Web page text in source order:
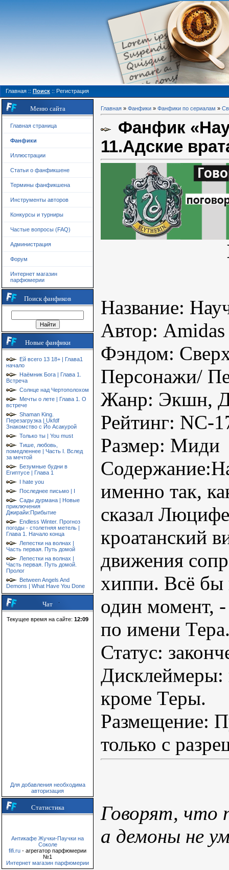
Главная :: Поиск :: Регистрация
Меню сайта
Главная страница
Фанфики
Иллюстрации
Статьи о фанфикшене
Термины фанфикшена
Инструменты авторов
Конкурсы и турниры
Частые вопросы (FAQ)
Администрация
Форум
Интернет магазин
парфюмерии
Поиск фанфиков
Новые фанфики
Ей всего 13 18+ | Глава1
начало
Наёмник Бога | Глава 1.
Встреча
Солнце над Чертополохом
Мечты о лете | Глава 1. О
встрече
Shaman King.
Перезагрузка | Ukfdf
Знакомство с Йо Асакурой
Только ты | You must
Тише, любовь,
помедленнее | Часть I. Вслед
за мечтой
Безумные будни в
Египтусе | Глава 1
I hate you
Последнее письмо | I
Сады дурмана | Новые
приключения
Джирайи:Прибытие
Endless Winter. Прогноз
погоды - столетняя метель |
Глава 1. Начало конца
Лепестки на волнах |
Часть первая. Путь домой
Лепестки на волнах |
Часть первая. Путь домой.
Пролог
Between Angels And
Demons | What Have You Done
Чат
Текущее время на сайте: 12:09
Для добавления необходима
авторизация
Статистика
Антикафе Жучки-Паучки на
Соколе
fifi.ru - агрегатор парфюмерии
№1
Интернет магазин парфюмерии
Главная » Фанфики » Фанфики по сериалам »
Фанфик
11.Адские
Название:
Автор: Amidas
Фэндом:
Персонажи/
Жанр: Экшн,
Рейтинг: NC-
Размер: Миди
именно так,
сказал
кроатанский
движения
хиппи. Всё бы
один момент,
по имени
Статус:
Дисклеймеры:
кроме Теры.
Размещение:
только с
Говорят, что
а демоны не